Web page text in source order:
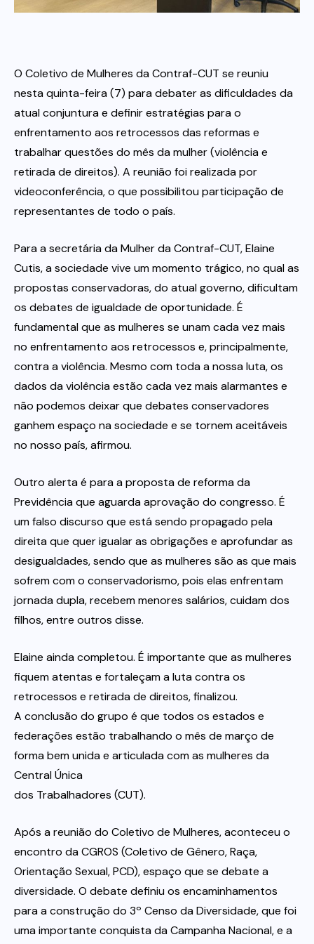
Financeiras e Cooperativas
O Coletivo de Mulheres da Contraf-CUT se reuniu
nesta quinta-feira (7) para debater as dificuldades da
atual conjuntura e definir estratégias para o
enfrentamento aos retrocessos das reformas e
trabalhar questões do mês da mulher (violência e
retirada de direitos). A reunião foi realizada por
videoconferência, o que possibilitou participação de
representantes de todo o país.
Para a secretária da Mulher da Contraf-CUT, Elaine
Cutis, a sociedade vive um momento trágico, no qual as
propostas conservadoras, do atual governo, dificultam
os debates de igualdade de oportunidade. É
fundamental que as mulheres se unam cada vez mais
no enfrentamento aos retrocessos e, principalmente,
contra a violência. Mesmo com toda a nossa luta, os
dados da violência estão cada vez mais alarmantes e
não podemos deixar que debates conservadores
ganhem espaço na sociedade e se tornem aceitáveis
no nosso país, afirmou.
Outro alerta é para a proposta de reforma da
Previdência que aguarda aprovação do congresso. É
um falso discurso que está sendo propagado pela
direita que quer igualar as obrigações e aprofundar as
desigualdades, sendo que as mulheres são as que mais
sofrem com o conservadorismo, pois elas enfrentam
jornada dupla, recebem menores salários, cuidam dos
filhos, entre outros disse.
Elaine ainda completou. É importante que as mulheres
fiquem atentas e fortaleçam a luta contra os
retrocessos e retirada de direitos, finalizou.
A conclusão do grupo é que todos os estados e
federações estão trabalhando o mês de março de
forma bem unida e articulada com as mulheres da
Central Única
dos Trabalhadores (CUT).
Após a reunião do Coletivo de Mulheres, aconteceu o
encontro da CGROS (Coletivo de Gênero, Raça,
Orientação Sexual, PCD), espaço que se debate a
diversidade. O debate definiu os encaminhamentos
para a construção do 3º Censo da Diversidade, que foi
uma importante conquista da Campanha Nacional, e a